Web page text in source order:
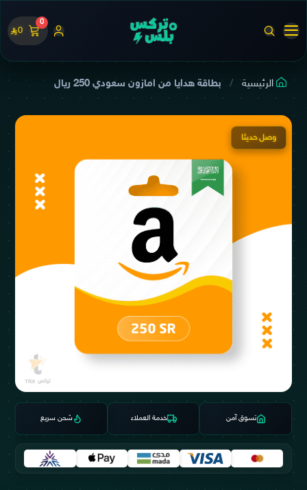
0
0
الرئيسية بطاقة هدايا من امازون سعودي 250 ريال
وصل حديثا
تسوق آمن خدمة العملاء شحن سريع